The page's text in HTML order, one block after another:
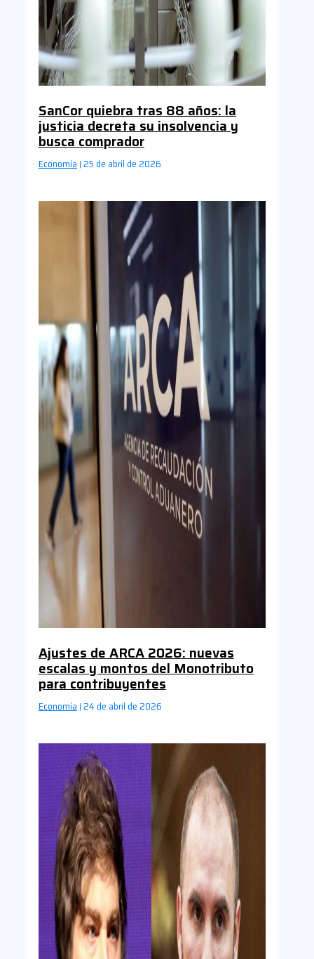
SanCor quiebra tras 88 años: la
justicia decreta su insolvencia y
busca comprador
Economía | 25 de abril de 2026
Ajustes de ARCA 2026: nuevas
escalas y montos del Monotributo
para contribuyentes
Economía | 24 de abril de 2026